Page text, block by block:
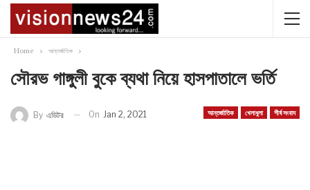
Home আন্তর্জাতিক
সৌরভ গাঙ্গুলী বুকে ব্যথা নিয়ে হাসপাতালে ভর্তি
আন্তর্জাতিক খেলাধুলা শীর্ষ সংবাদ
By এডিটর On Jan 2, 2021